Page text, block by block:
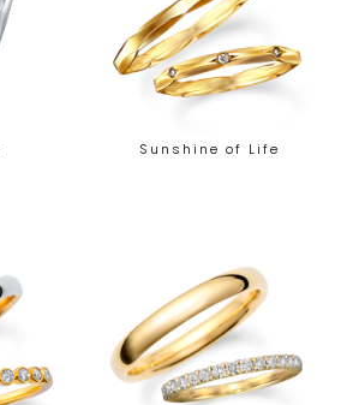
Sunshine of Life